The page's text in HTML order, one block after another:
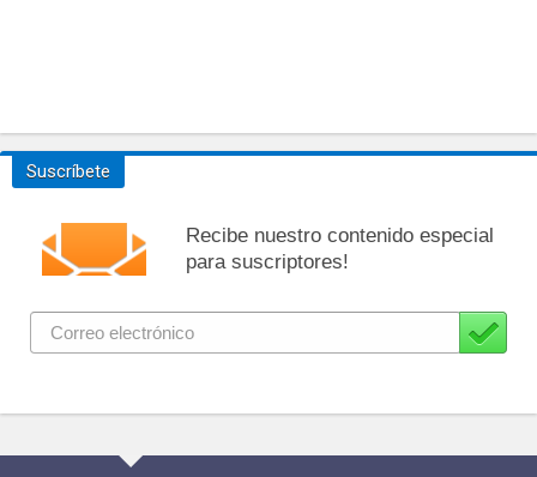
Suscríbete
Recibe nuestro contenido especial
para suscriptores!